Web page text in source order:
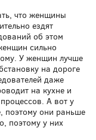
что женщины
ездят
об этом
сильно
У женщин лучше
на дороге
даже
на кухне и
А вот у
поэтому они раньше
поэтому у них